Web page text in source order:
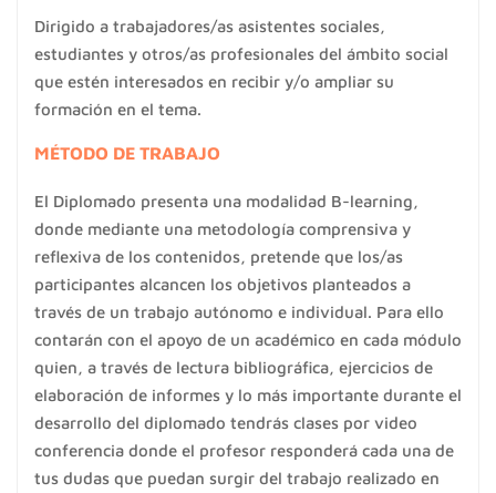
Dirigido a trabajadores/as asistentes sociales,
estudiantes y otros/as profesionales del ámbito social
que estén interesados en recibir y/o ampliar su
formación en el tema.
MÉTODO DE TRABAJO
El Diplomado presenta una modalidad B-learning,
donde mediante una metodología comprensiva y
reflexiva de los contenidos, pretende que los/as
participantes alcancen los objetivos planteados a
través de un trabajo autónomo e individual. Para ello
contarán con el apoyo de un académico en cada módulo
quien, a través de lectura bibliográfica, ejercicios de
elaboración de informes y lo más importante durante el
desarrollo del diplomado tendrás clases por video
conferencia donde el profesor responderá cada una de
tus dudas que puedan surgir del trabajo realizado en